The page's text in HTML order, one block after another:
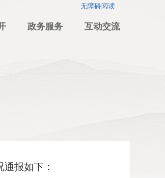
无障碍阅读
政务服务 互动交流
报如下：